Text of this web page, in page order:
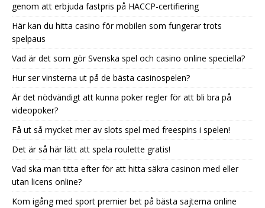
genom att erbjuda fastpris på HACCP-certifiering
Här kan du hitta casino för mobilen som fungerar trots
spelpaus
Vad är det som gör Svenska spel och casino online speciella?
Hur ser vinsterna ut på de bästa casinospelen?
Är det nödvändigt att kunna poker regler för att bli bra på
videopoker?
Få ut så mycket mer av slots spel med freespins i spelen!
Det är så här lätt att spela roulette gratis!
Vad ska man titta efter för att hitta säkra casinon med eller
utan licens online?
Kom igång med sport premier bet på bästa sajterna online